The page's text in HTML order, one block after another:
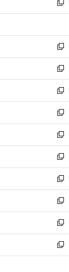
く
で
開
ド
ウ
開
く
ィ
ン
ウ
で
開
く
い
ウ
ン
ド
ウ
で
開
く
新
し
ウ
ィ
ン
ド
ウ
で
開
く
新
し
い
ウ
ィ
ン
ド
ウ
で
開
く
新
し
い
ウ
ィ
ン
ド
ウ
で
開
く
新
し
い
ウ
ィ
ン
ド
ウ
で
開
く
新
し
い
ウ
ィ
ン
ド
ウ
で
開
く
新
し
い
ウ
ィ
ン
ド
ウ
で
開
く
新
し
い
ウ
ィ
ン
ド
ウ
で
開
新
し
い
ウ
ィ
ン
ド
ウ
新
し
い
ウ
ィ
ン
新
し
い
ウ
新
し